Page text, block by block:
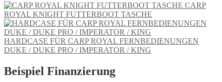
weist
mehrere
Varianten
auf.
Die
Optionen
auf
der
CARP
ROYAL KNIGHT FUTTERBOOT TASCHE
HARDCASE FÜR CARP ROYAL FERNBEDIENUNGEN
DUKE / DUKE PRO / IMPERATOR / KING
Beispiel Finanzierung